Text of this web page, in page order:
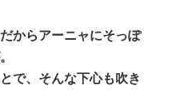
からアーニャにそっぽ
で、そんな下心も吹き